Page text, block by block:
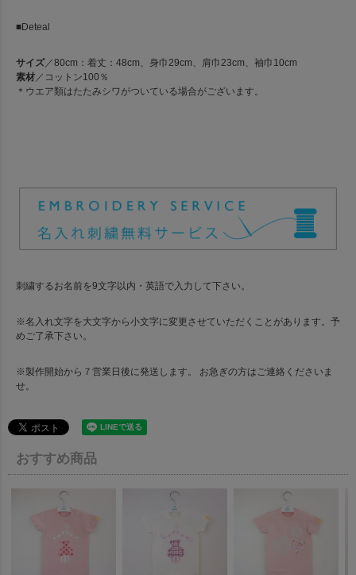
■Deteal
サイズ／80cm：着丈：48cm、身巾29cm、肩巾23cm、袖巾10cm
素材 ／コットン100％
＊ウエア類はたたみシワがついている場合がございます。
刺繍するお名前を9文字以内・英語で入力して下さい。
※名入れ文字を大文字から小文字に変更させていただくことがあります。予
めご了承下さい。
※製作開始から７営業日後に発送します。 お急ぎの方はご連絡くださいま
せ。
おすすめ商品